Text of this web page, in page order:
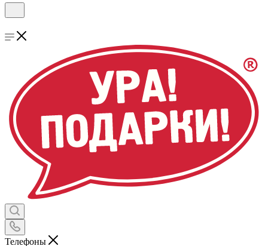
Телефоны